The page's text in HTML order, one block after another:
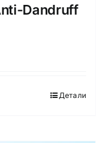
Dandruff
Детали